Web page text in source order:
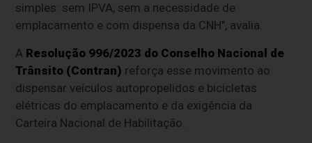
simples: sem IPVA, sem a necessidade de
emplacamento e com dispensa da CNH", avalia.
A Resolução 996/2023 do Conselho Nacional de
Trânsito (Contran) reforça esse movimento ao
dispensar veículos autopropelidos e bicicletas
elétricas do emplacamento e da exigência da
Carteira Nacional de Habilitação.